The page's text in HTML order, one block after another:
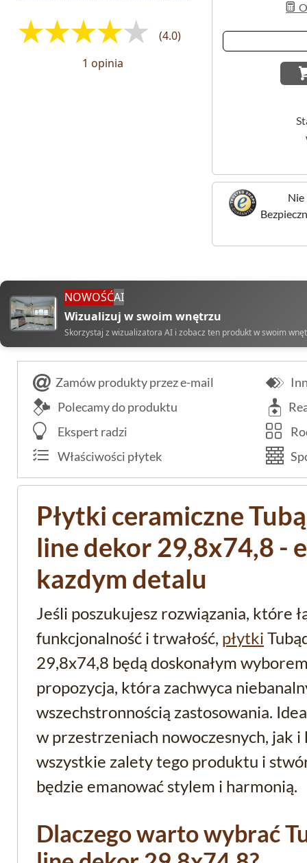
(4.0)
1 opinia
Nie
NOWOŚĆAI
Wizualizuj w swoim wnętrzu
Skorzystaj z wizualizatora AI i zobacz ten produkt w swoim
Zamów produkty przez e-mail
Polecamy do produktu
Ekspert radzi
Właściwości płytek
Płytki ceramiczne
line dekor 29,8x74,8 -
kazdym detalu
Jeśli poszukujesz rozwiązania, które
funkcjonalność i trwałość, płytki
29,8x74,8 będą doskonałym
propozycja, która zachwyca
wszechstronnością zastosowania.
w przestrzeniach nowoczesnych, jak i
wszystkie zalety tego produktu i
będzie emanować stylem i harmonią.
Dlaczego warto wybrać